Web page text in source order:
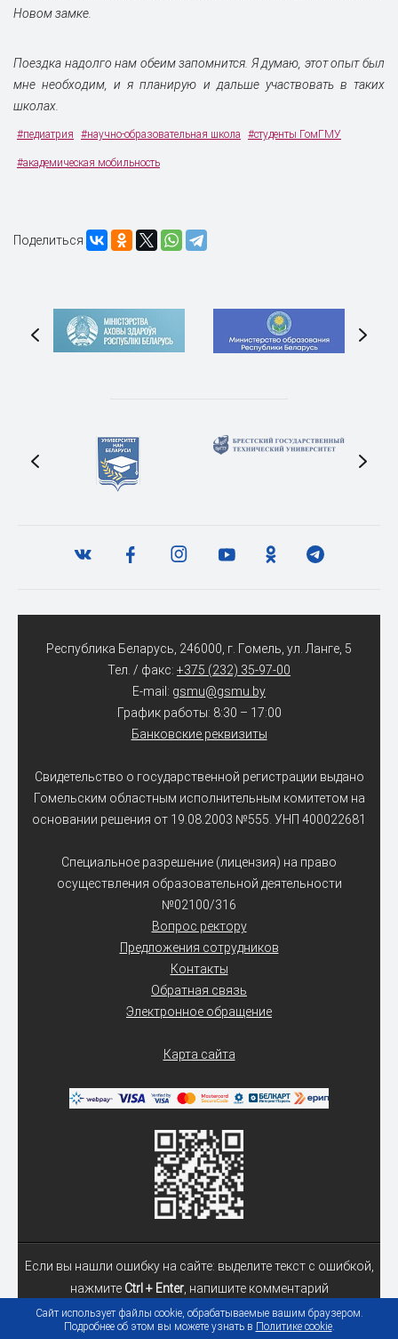
Новом замке.
Поездка надолго нам обеим запомнится. Я думаю, этот опыт был
мне необходим, и я планирую и дальше участвовать в таких
школах.
#педиатрия #научно-образовательная школа #студенты ГомГМУ
#академическая мобильность
Поделиться
Республика Беларусь, 246000, г. Гомель, ул. Ланге, 5
Тел. / факс: +375 (232) 35-97-00
E-mail: gsmu@gsmu.by
График работы: 8:30 – 17:00
Банковские реквизиты
Свидетельство о государственной регистрации выдано
Гомельским областным исполнительным комитетом на
основании решения от 19.08.2003 №555. УНП 400022681
Специальное разрешение (лицензия) на право
осуществления образовательной деятельности
№02100/316
Вопрос ректору
Предложения сотрудников
Контакты
Обратная связь
Электронное обращение
Карта сайта
Если вы нашли ошибку на сайте: выделите текст с ошибкой,
нажмите Ctrl + Enter, напишите комментарий
© 2026 Учреждение образования «Гомельский государственный
Сайт использует файлы cookie, обрабатываемые вашим браузером.
Подробнее об этом вы можете узнать в Политике cookie.